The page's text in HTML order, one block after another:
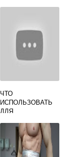
ЧТО
ИСПОЛЬЗОВАТЬ
ДЛЯ
ОГО МАССАЖА